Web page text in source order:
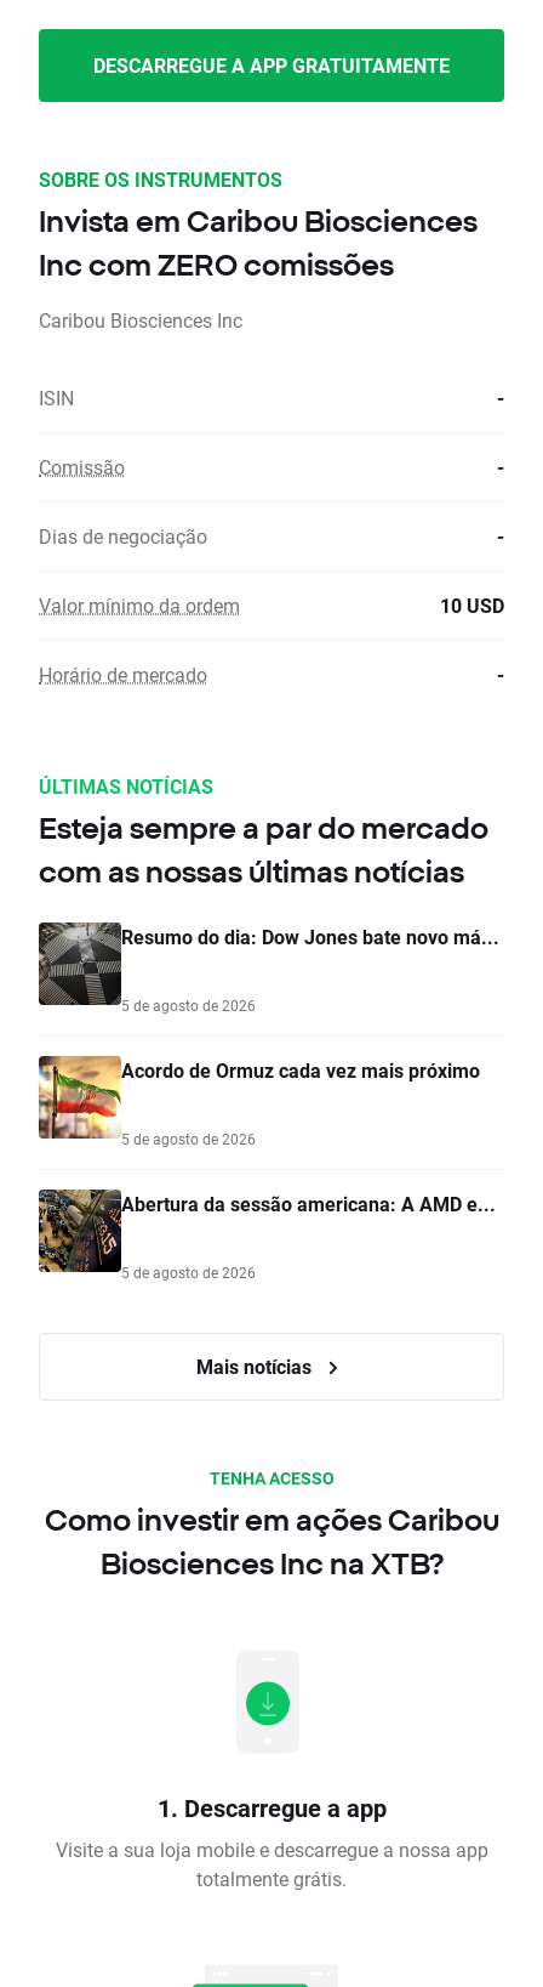
DESCARREGUE A APP GRATUITAMENTE
SOBRE OS INSTRUMENTOS
Invista em Caribou Biosciences
Inc com ZERO comissões
Caribou Biosciences Inc
ISIN -
Comissão -
Dias de negociação -
Valor mínimo da ordem 10 USD
Horário de mercado -
ÚLTIMAS NOTÍCIAS
Esteja sempre a par do mercado
com as nossas últimas notícias
Resumo do dia: Dow Jones bate novo má...
5 de agosto de 2026
Acordo de Ormuz cada vez mais próximo
5 de agosto de 2026
Abertura da sessão americana: A AMD e...
5 de agosto de 2026
Mais notícias
TENHA ACESSO
Como investir em ações Caribou
Biosciences Inc na XTB?
1. Descarregue a app
Visite a sua loja mobile e descarregue a nossa app
totalmente grátis.